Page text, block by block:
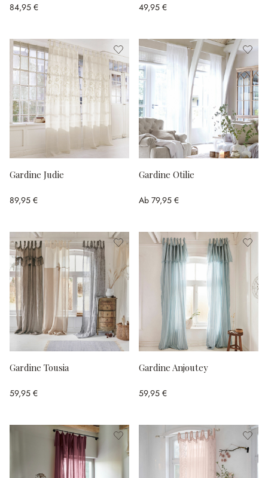
84,95 € 49,95 €
Gardine Judie
89,95 €
Gardine Otilie
Ab 79,95 €
Gardine Tousia
59,95 €
Gardine Anjoutey
59,95 €